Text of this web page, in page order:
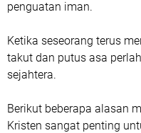
penguatan iman.
Ketika seseorang terus
takut dan putus asa
sejahtera.
Berikut beberapa alasan
Kristen sangat penting